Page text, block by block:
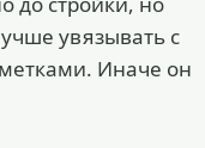
увязывать с
Иначе он